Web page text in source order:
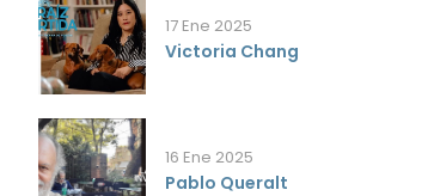
17 Ene 2025
Victoria Chang
16 Ene 2025
Pablo Queralt